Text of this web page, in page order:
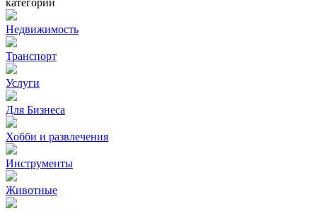
категории
Недвижимость
Транспорт
Услуги
Для Бизнеса
Хобби и развлечения
Инструменты
Животные